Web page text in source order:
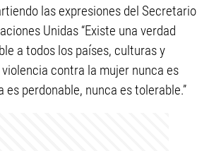
las expresiones del Secretario
Unidas “Existe una verdad
a todos los países, culturas y
contra la mujer nunca es
es perdonable, nunca es tolerable.”